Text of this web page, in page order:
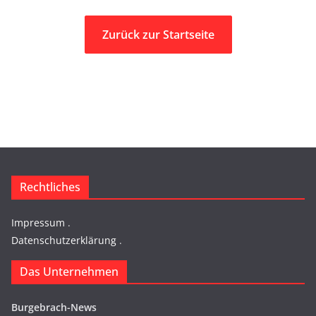
Zurück zur Startseite
Rechtliches
Impressum .
Datenschutzerklärung .
Das Unternehmen
Burgebrach-News